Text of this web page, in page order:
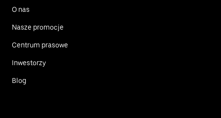
O nas
Nasze promocje
Centrum prasowe
Inwestorzy
Blog